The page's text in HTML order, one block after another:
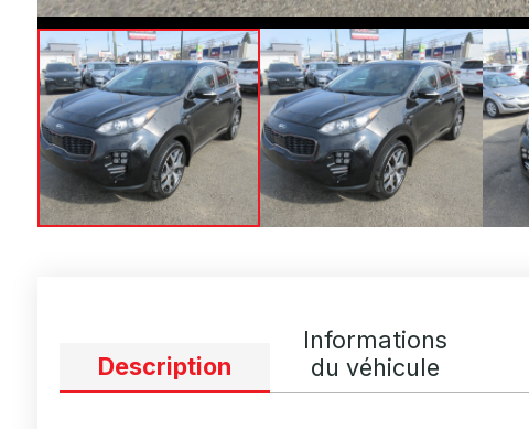
Description
Informations
du véhicule